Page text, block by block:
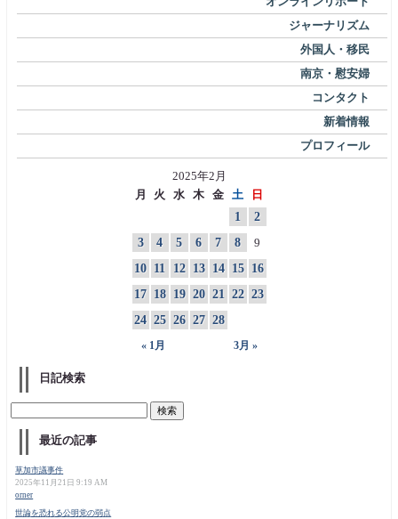
ジャーナリズム
外国人・移民
南京・慰安婦
コンタクト
新着情報
プロフィール
2025年2月
月
火 水 木 金 土 日
« 1月 3月 »
1
2
3
4 5 6 7 8
9
10 11 12 13 14 15
16
17 18 19 20 21 22 23
24 25 26 27 28
日記検索
最近の記事
草加市議事件
2025年11月21日 9:19 AM
orner
世論を恐れる公明党の弱点